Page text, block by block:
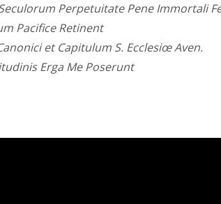
Perpetuitate Pene Immortali
Pacifice Retinent
et Capitulum S. Ecclesiœ Aven.
Erga Me Poserunt